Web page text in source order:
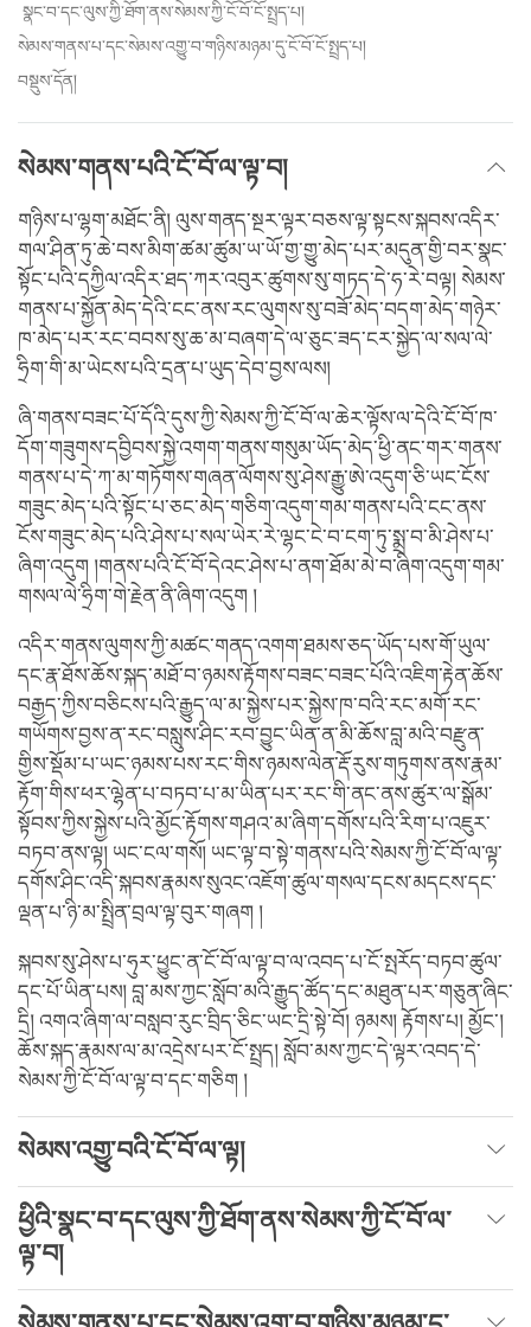
སྣང་བ་དང་ལུས་ཀྱི་ཐོག་ནས་སེམས་ཀྱི་ངོ་བོ་ངོ་སྤྲད་པ།
སེམས་གནས་པ་དང་སེམས་འགྱུ་བ་གཉིས་མཉམ་དུ་ངོ་བོ་ངོ་སྤྲད་པ།
བསྡུས་དོན།
སེམས་གནས་པའི་ངོ་བོ་ལ་ལྟ་བ།
གཉིས་པ་ལྷག་མཐོང་ནི། ལུས་གནད་སྔར་ལྟར་བཅས་ལྟ་སྟངས་སྐབས་འདིར་
གལ་ཤིན་ཏུ་ཆེ་བས་མིག་ཚམ་ཚུམ་ཡ་ཡོ་གྱ་གྱུ་མེད་པར་མདུན་གྱི་བར་སྣང་
སྟོང་པའི་དཀྱིལ་འདིར་ཐད་ཀར་འབུར་ཚུགས་སུ་གཏད་དེ་ཧ་རེ་བལྟ། སེམས་
གནས་པ་སྐྱོན་མེད་དེའི་ངང་ནས་རང་ལུགས་སུ་བཟོ་མེད་བདག་མེད་གཉེར་
ཁ་མེད་པར་རང་བབས་སུ་ཆ་མ་བཞག་དེ་ལ་ཅུང་ཟད་ངར་སྐྱེད་ལ་སལ་ལེ་
ཧྲིག་གི་མ་ཡེངས་པའི་དྲན་པ་ཡུད་དེབ་བྱས་ལས།
ཞི་གནས་བཟང་པོ་དོའི་དུས་ཀྱི་སེམས་ཀྱི་ངོ་བོ་ལ་ཆེར་ལྟོས་ལ་དེའི་ངོ་བོ་ཁ་
དོག་གཟུགས་དབྱིབས་སྐྱེ་འགག་གནས་གསུམ་ཡོད་མེད་ཕྱི་ནང་གར་གནས་
གནས་པ་དེ་ཀ་མ་གཏོགས་གཞན་ལོགས་སུ་ཤེས་རྒྱུ་ཨེ་འདུག་ཅི་ཡང་ངོས་
གཟུང་མེད་པའི་སྟོང་པ་ཅང་མེད་གཅིག་འདུག་གམ་གནས་པའི་ངང་ནས་
ངོས་གཟུང་མེད་པའི་ཤེས་པ་སལ་ཡེར་རེ་ལྷང་ངེ་བ་ངག་ཏུ་སྨྲ་བ་མི་ཤེས་པ་
ཞིག་འདུག །གནས་པའི་ངོ་བོ་དེའང་ཤེས་པ་ནག་ཐོམ་མེ་བ་ཞིག་འདུག་གམ་
གསལ་ལེ་ཧྲིག་གེ་རྗེན་ནི་ཞིག་འདུག །
འདིར་གནས་ལུགས་ཀྱི་མཚང་གནད་འགག་ཐམས་ཅད་ཡོད་པས་གོ་ཡུལ་
དང་རྣ་ཐོས་ཆོས་སྐད་མཐོ་བ་ཉམས་རྟོགས་བཟང་བཟང་པོའི་འཇིག་རྟེན་ཆོས་
བརྒྱད་ཀྱིས་བཅིངས་པའི་རྒྱུད་ལ་མ་སྐྱེས་པར་སྐྱེས་ཁ་བའི་རང་མགོ་རང་
གཡོགས་བྱས་ན་རང་བསླུས་ཤིང་རབ་བྱུང་ཡིན་ན་མི་ཆོས་བླ་མའི་བརྫུན་
གྱིས་སྡོམ་པ་ཡང་ཉམས་པས་རང་གིས་ཉམས་ལེན་རྡོ་རུས་གཏུགས་ནས་རྣམ་
རྟོག་གིས་ཕར་ལྷེན་པ་བཏབ་པ་མ་ཡིན་པར་རང་གི་ནང་ནས་ཚུར་ལ་སྒོམ་
སྟོབས་ཀྱིས་སྐྱེས་པའི་མྱོང་རྟོགས་གཤའ་མ་ཞིག་དགོས་པའི་རིག་པ་འཇུར་
བཏབ་ནས་ལྟ། ཡང་ངལ་གསོ། ཡང་ལྟ་བ་སྟེ་གནས་པའི་སེམས་ཀྱི་ངོ་བོ་ལ་ལྟ་
དགོས་ཤིང་འདི་སྐབས་རྣམས་སུའང་འཇོག་ཚུལ་གསལ་དངས་མདངས་དང་
ལྡན་པ་ཉི་མ་སྤྲིན་བྲལ་ལྟ་བུར་གཞག །
སྐབས་སུ་ཤེས་པ་ཧུར་ཕྱུང་ན་ངོ་བོ་ལ་ལྟ་བ་ལ་འབད་པ་ངོ་སྤརོད་བཏབ་ཚུལ་
དང་པོ་ཡིན་པས། བླ་མས་ཀྱང་སློབ་མའི་རྒྱུད་ཚོད་དང་མཐུན་པར་གཅུན་ཞིང་
དྲི། འགའ་ཞིག་ལ་བསླབ་རུང་བྲིད་ཅིང་ཡང་དྲི་སྟེ་བོ། ཉམས། རྟོགས་པ། མྱོང་།
ཆོས་སྐད་རྣམས་ལ་མ་འདྲེས་པར་ངོ་སྤྲད། སློབ་མས་ཀྱང་དེ་ལྟར་འབད་དེ་
སེམས་ཀྱི་ངོ་བོ་ལ་ལྟ་བ་དང་གཅིག །
སེམས་འགྱུ་བའི་ངོ་བོ་ལ་ལྟ།
ཕྱིའི་སྣང་བ་དང་ལུས་ཀྱི་ཐོག་ནས་སེམས་ཀྱི་ངོ་བོ་ལ་
ལྟ་བ།